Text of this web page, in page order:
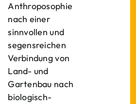
Anthroposophie
nach einer
sinnvollen und
segensreichen
Verbindung von
Land- und
Gartenbau nach
biologisch-